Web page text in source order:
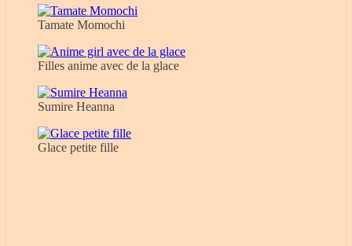
Tamate Momochi
Filles anime avec de la glace
Sumire Heanna
Glace petite fille